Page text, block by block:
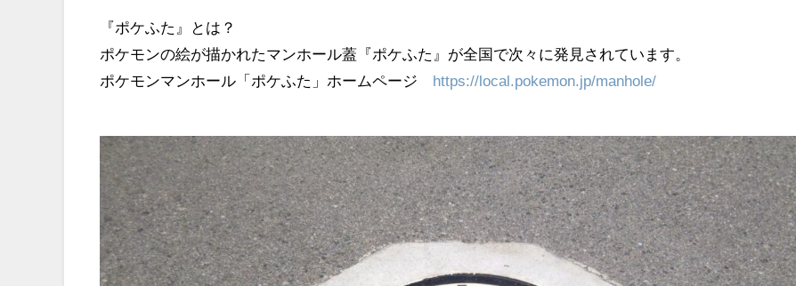
『ポケふた』とは？
ポケモンの絵が描かれたマンホール蓋『ポケふた』が全国で次々に発見されています。
ポケモンマンホール「ポケふた」ホームページ https://local.pokemon.jp/manhole/